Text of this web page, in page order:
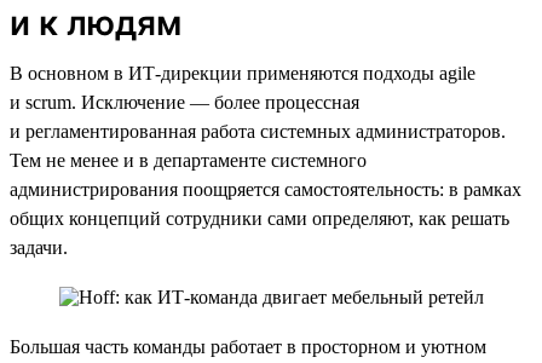
и к людям
В основном в ИТ-дирекции применяются подходы agile
и scrum. Исключение — более процессная
и регламентированная работа системных администраторов.
Тем не менее и в департаменте системного
администрирования поощряется самостоятельность: в рамках
общих концепций сотрудники сами определяют, как решать
задачи.
Большая часть команды работает в просторном и уютном